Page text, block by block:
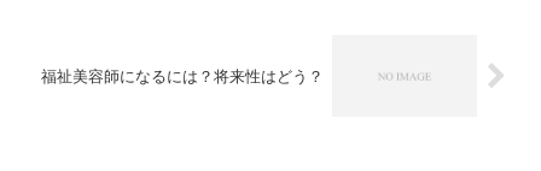
福祉美容師になるには？将来性はどう？